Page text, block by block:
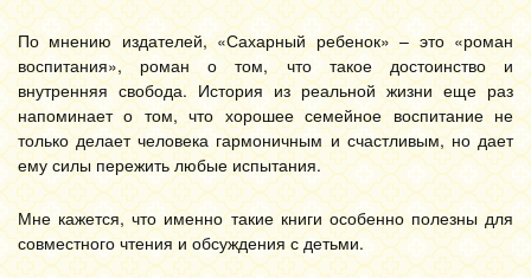
По мнению издателей, «Сахарный ребенок» – это «роман
воспитания», роман о том, что такое достоинство и
внутренняя свобода. История из реальной жизни еще раз
напоминает о том, что хорошее семейное воспитание не
только делает человека гармоничным и счастливым, но дает
ему силы пережить любые испытания.
Мне кажется, что именно такие книги особенно полезны для
совместного чтения и обсуждения с детьми.